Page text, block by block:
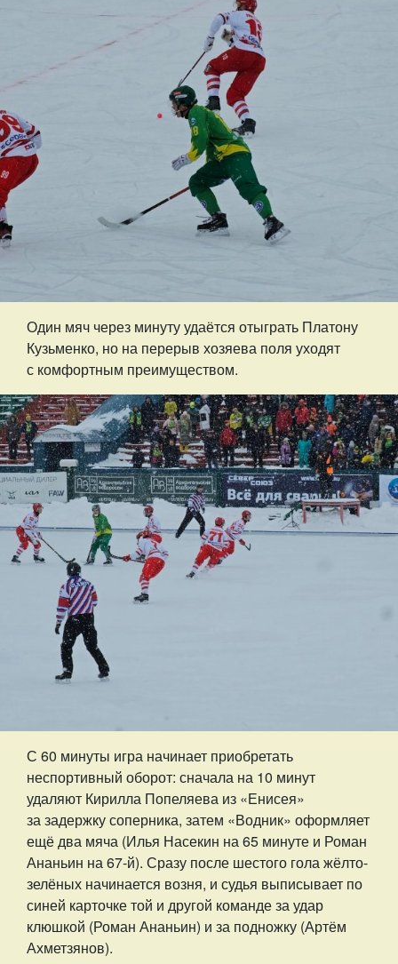
Один мяч через минуту удаётся отыграть Платону
Кузьменко, но на перерыв хозяева поля уходят
с комфортным преимуществом.
С 60 минуты игра начинает приобретать
неспортивный оборот: сначала на 10 минут
удаляют Кирилла Попеляева из «Енисея»
за задержку соперника, затем «Водник» оформляет
ещё два мяча (Илья Насекин на 65 минуте и Роман
Ананьин на 67-й). Сразу после шестого гола жёлто-
зелёных начинается возня, и судья выписывает по
синей карточке той и другой команде за удар
клюшкой (Роман Ананьин) и за подножку (Артём
Ахметзянов).